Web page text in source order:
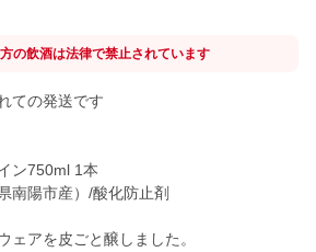
の飲酒は法律で禁止されています
ての発送です
ン750ml 1本
南陽市産）/酸化防止剤
ェアを皮ごと醸しました。